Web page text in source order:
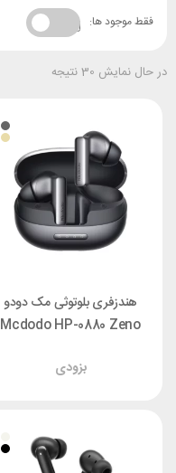
فقط موجود ها:
در حال نمایش 30 نتیجه
هندزفری بلوتوثی مک دودو
Mcdodo HP-0880 Zeno
بزودی